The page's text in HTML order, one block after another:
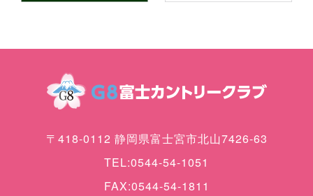
〒418-0112 静岡県富士宮市北山7426-63
TEL:0544-54-1051
FAX:0544-54-1811